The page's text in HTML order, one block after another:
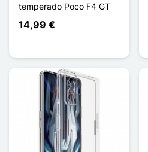
temperado Poco F4 GT
14,99 €